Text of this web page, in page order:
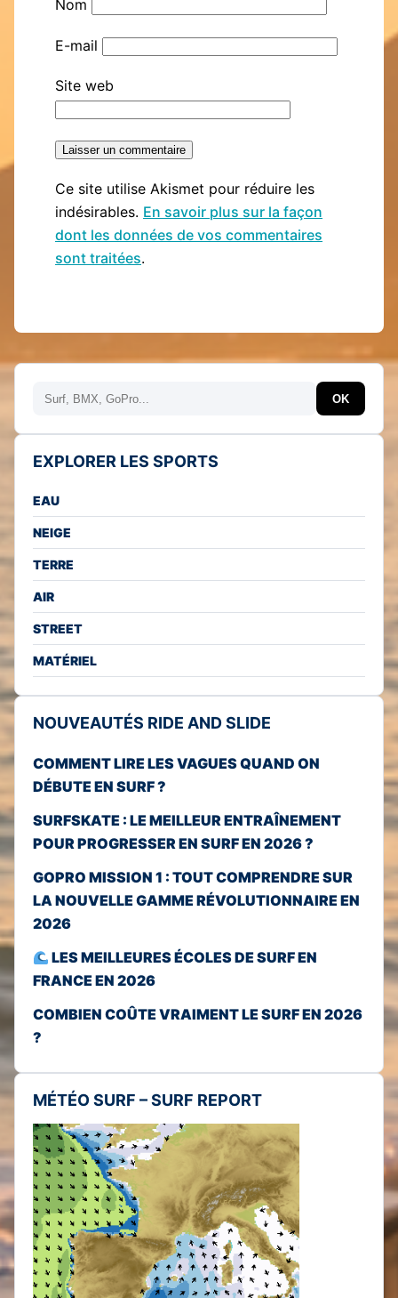
Nom
E-mail
Site web
Ce site utilise Akismet pour réduire les
indésirables. En savoir plus sur la façon
dont les données de vos commentaires
sont traitées.
Rechercher OK
EXPLORER LES SPORTS
EAU
NEIGE
TERRE
AIR
STREET
MATÉRIEL
NOUVEAUTÉS RIDE AND SLIDE
COMMENT LIRE LES VAGUES QUAND ON
DÉBUTE EN SURF ?
SURFSKATE : LE MEILLEUR ENTRAÎNEMENT
POUR PROGRESSER EN SURF EN 2026 ?
GOPRO MISSION 1 : TOUT COMPRENDRE SUR
LA NOUVELLE GAMME RÉVOLUTIONNAIRE EN
2026
LES MEILLEURES ÉCOLES DE SURF EN
FRANCE EN 2026
COMBIEN COÛTE VRAIMENT LE SURF EN 2026
?
MÉTÉO SURF – SURF REPORT